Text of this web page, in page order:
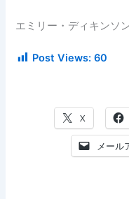
エミリー・ディキンソ
Post Views: 60
X
メール